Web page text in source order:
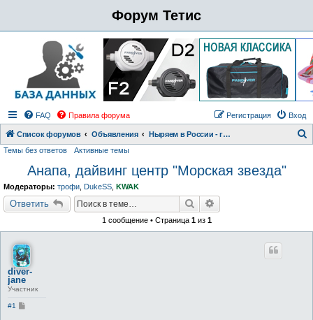
Форум Тетис
FAQ Правила форума Вход
Регистрация
Список форумов Объявления Ныряем в России - где, когда, с кем. Поездки на 1-3 дня
Темы без ответов Активные темы
Анапа, дайвинг центр "Морская звезда"
Модераторы: трофи DukeSS KWAK
Ответить Поиск
1 сообщение • Страница 1из 1
diver-
jane
Участник
#1